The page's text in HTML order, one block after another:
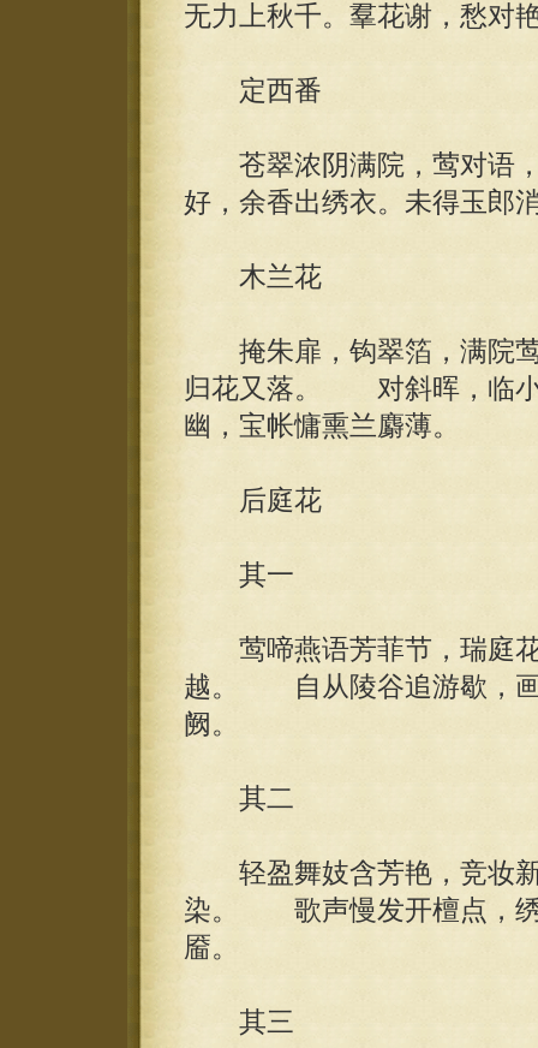
无力上秋千。羣花谢，愁对
定西番
苍翠浓阴满院，莺对语
好，余香出绣衣。未得玉郎
木兰花
掩朱扉，钩翠箔，满院莺
归花又落。 对斜晖，临小
幽，宝帐慵熏兰麝薄。
后庭花
其一
莺啼燕语芳菲节，瑞庭花
越。 自从陵谷追游歇，画
阙。
其二
轻盈舞妓含芳艳，竞妆新
染。 歌声慢发开檀点，绣
靥。
其三